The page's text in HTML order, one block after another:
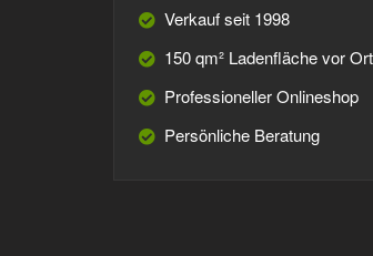
Verkauf seit 1998
150 qm² Ladenfläche vor Ort
Professioneller Onlineshop
Persönliche Beratung